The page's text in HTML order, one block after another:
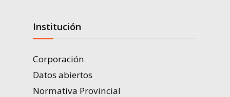
Institución
Corporación
Datos abiertos
Normativa Provincial